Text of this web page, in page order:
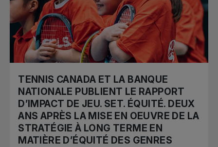
TENNIS CANADA ET LA BANQUE
NATIONALE PUBLIENT LE RAPPORT
D’IMPACT DE JEU. SET. ÉQUITÉ. DEUX
ANS APRÈS LA MISE EN OEUVRE DE LA
STRATÉGIE À LONG TERME EN
MATIÈRE D’ÉQUITÉ DES GENRES